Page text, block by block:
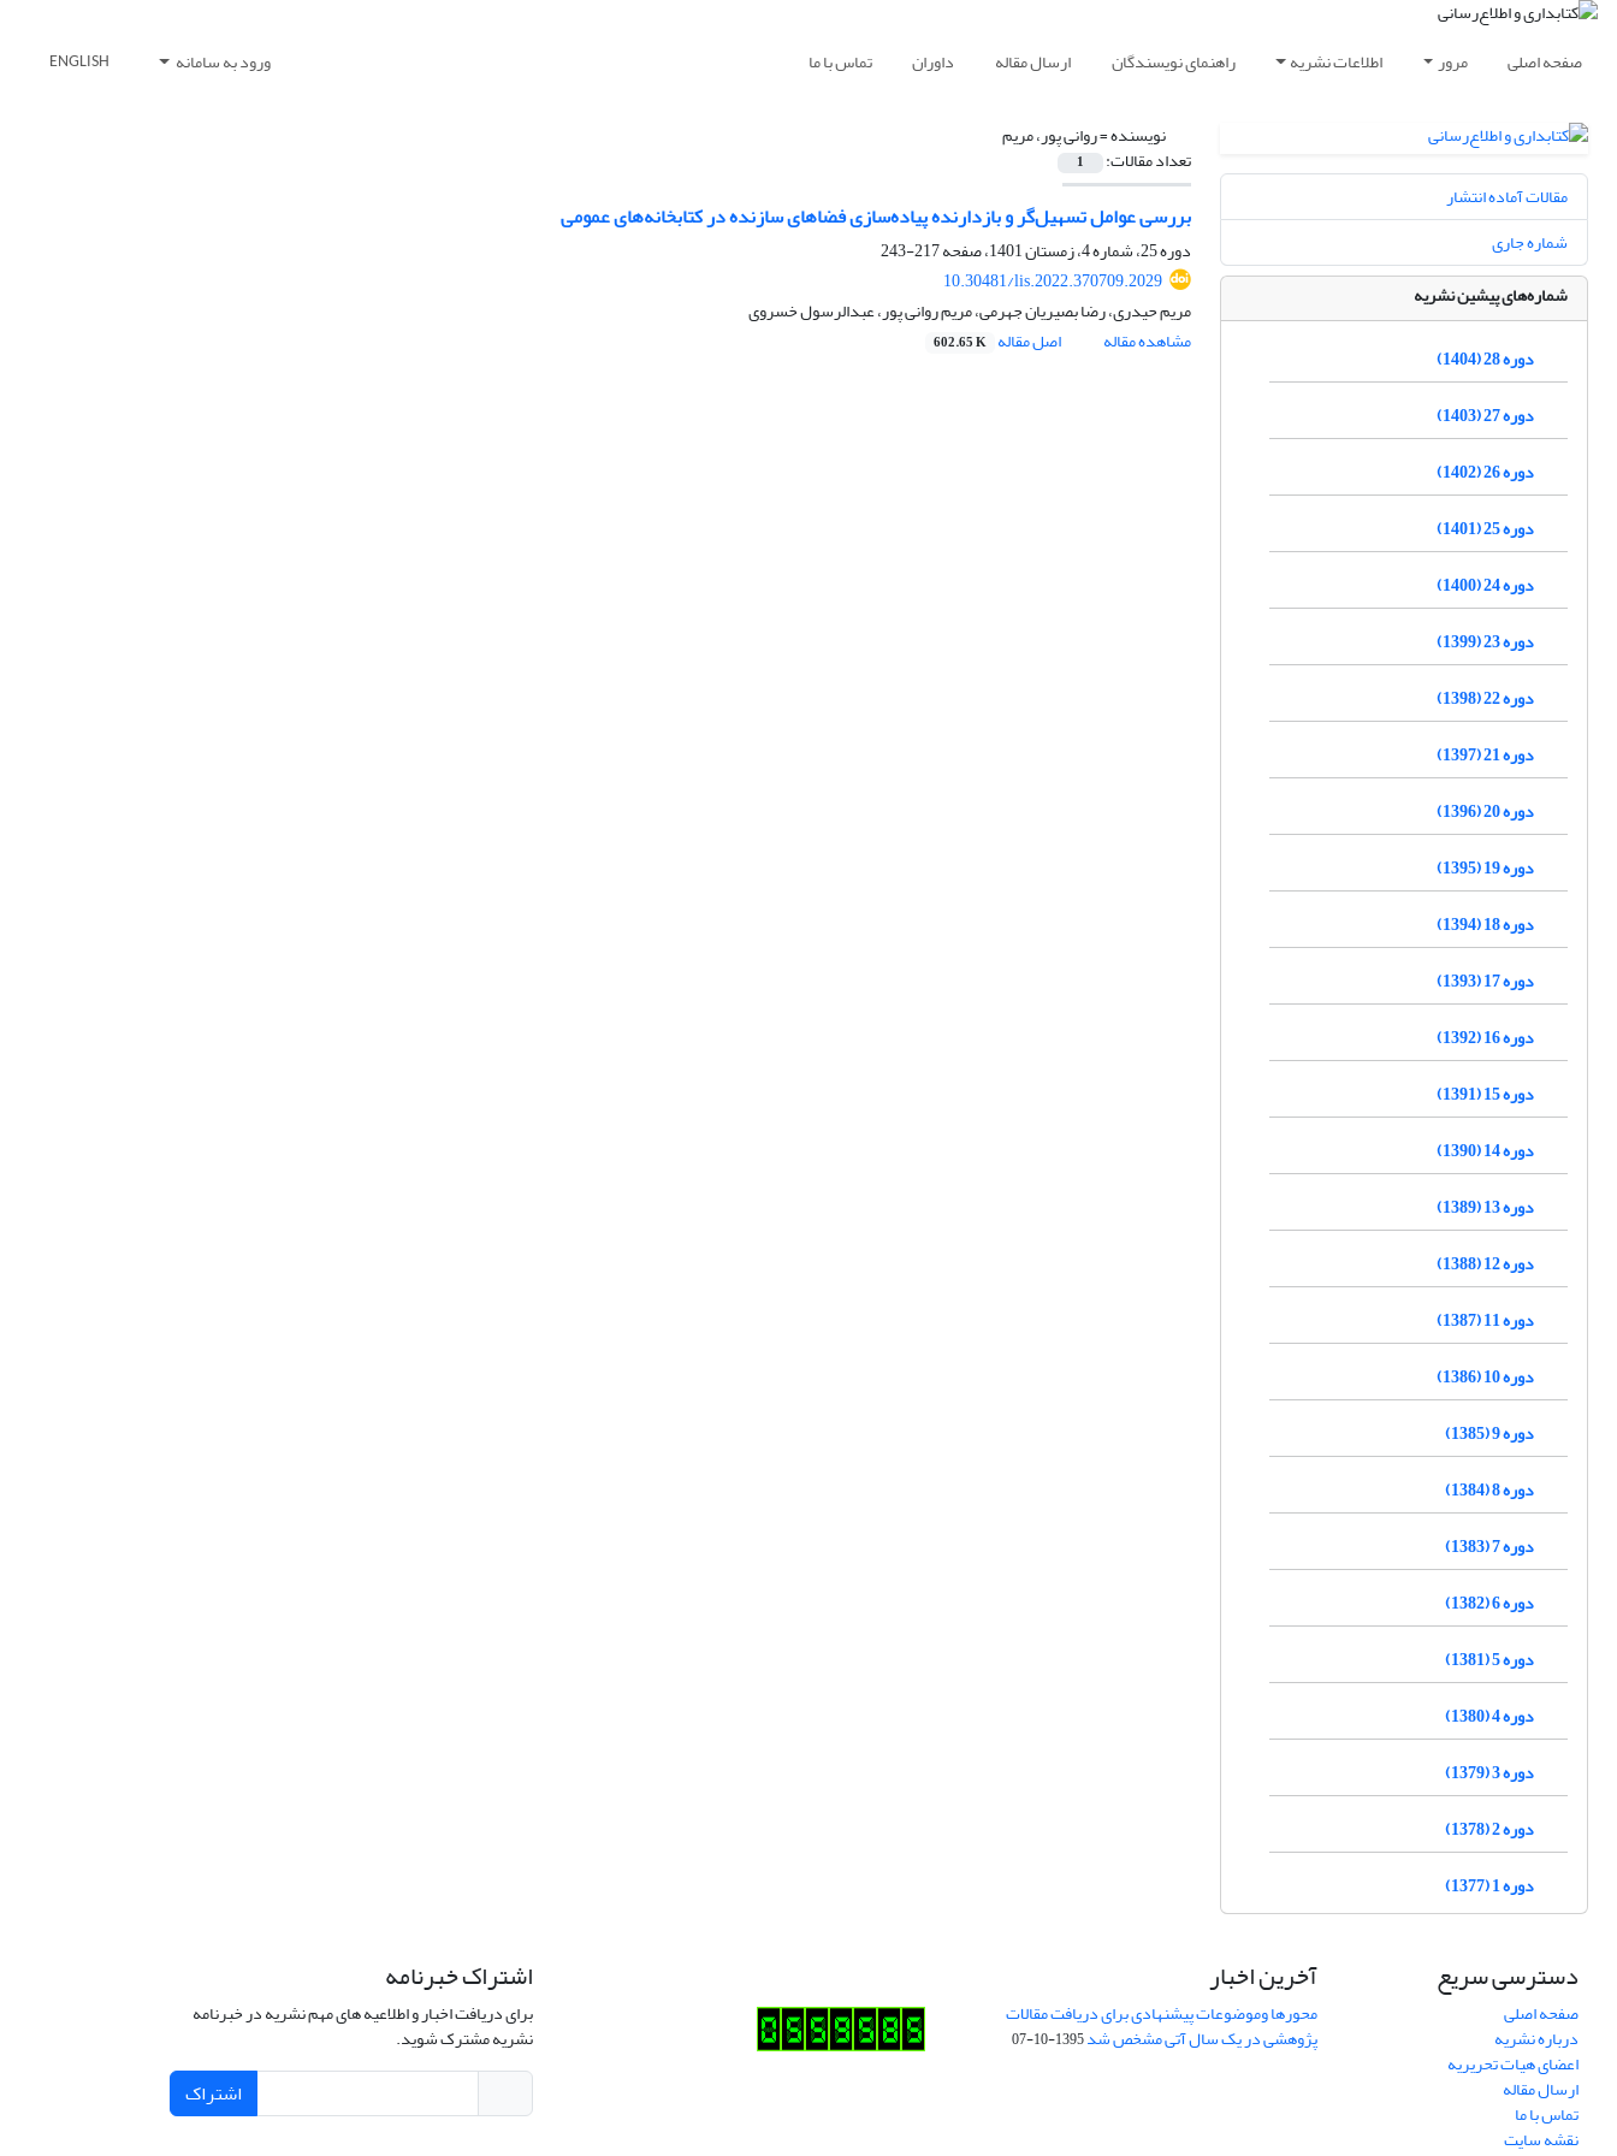
صفحه اصلی مرور اطلاعات نشریه راهنمای نویسندگان ارسال مقاله داوران تماس با ما ورود به سامانه ENGLISH
نویسنده =روانی پور، مریم
تعداد مقالات: 1
بررسی عوامل تسهیل‌گر و بازدارنده پیاده‌سازی فضاهای سازنده در کتابخانه‌های عمومی
دوره 25، شماره 4، زمستان 1401، صفحه
217-243
10.30481/lis.2022.370709.2029
مریم حیدری، رضا بصیریان جهرمی، مریم روانی پور، عبدالرسول خسروی
مشاهده مقاله
اصل مقاله 602.65 K
مقالات آماده انتشار
شماره جاری
شماره‌های پیشین نشریه
دوره 28 (1404)
دوره 27 (1403)
دوره 26 (1402)
دوره 25 (1401)
دوره 24 (1400)
دوره 23 (1399)
دوره 22 (1398)
دوره 21 (1397)
دوره 20 (1396)
دوره 19 (1395)
دوره 18 (1394)
دوره 17 (1393)
دوره 16 (1392)
دوره 15 (1391)
دوره 14 (1390)
دوره 13 (1389)
دوره 12 (1388)
دوره 11 (1387)
دوره 10 (1386)
دوره 9 (1385)
دوره 8 (1384)
دوره 7 (1383)
دوره 6 (1382)
دوره 5 (1381)
دوره 4 (1380)
دوره 3 (1379)
دوره 2 (1378)
دوره 1 (1377)
دسترسی سریع
صفحه اصلی
درباره نشریه
اعضای هیات تحریریه
ارسال مقاله
تماس با ما
نقشه سایت
آخرین اخبار
محورها وموضوعات پیشنهادی برای دریافت مقالات
پژوهشی در یک سال آتی مشخص شد1395-10-07
اشتراک خبرنامه
برای دریافت اخبار و اطلاعیه های مهم نشریه در خبرنامه
نشریه مشترک شوید.
اشتراک